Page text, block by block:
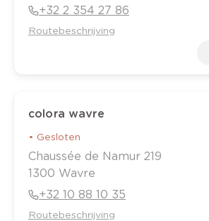
+32 2 354 27 86
Routebeschrijving
colora wavre
• Gesloten
Chaussée de Namur 219
1300 Wavre
+32 10 88 10 35
Routebeschrijving